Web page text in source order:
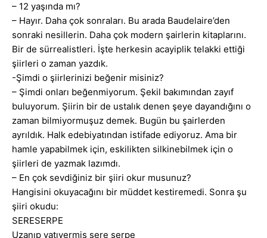
– 12 yaşında mı?
– Hayır. Daha çok sonraları. Bu arada Baudelaire’den
sonraki nesillerin. Daha çok modern şairlerin kitaplarını.
Bir de sürrealistleri. İşte herkesin acayiplik telakki ettiği
şiirleri o zaman yazdık.
-Şimdi o şiirlerinizi beğenir misiniz?
– Şimdi onları beğenmiyorum. Şekil bakımından zayıf
buluyorum. Şiirin bir de ustalık denen şeye dayandığını o
zaman bilmiyormuşuz demek. Bugün bu şairlerden
ayrıldık. Halk edebiyatından istifade ediyoruz. Ama bir
hamle yapabilmek için, eskilikten silkinebilmek için o
şiirleri de yazmak lazımdı.
– En çok sevdiğiniz bir şiiri okur musunuz?
Hangisini okuyacağını bir müddet kestiremedi. Sonra şu
şiiri okudu:
SERESERPE
Uzanıp yatıvermiş sere serpe